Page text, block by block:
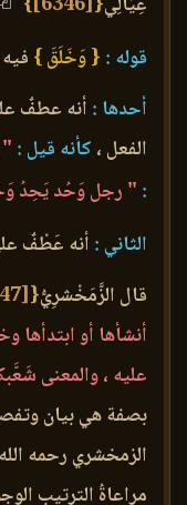
قوله : { وَخَلَقَ }
أحدها : أنه عطفٌ
الفعل ، كأنه قيل :
:" رجل وَحُد يَحِدُ
الثاني : أنه عَطْفٌ
قال الزَّمَخْشرِيُّ{
[6347]
أنشأها أو ابتدأها
عليه ، والمعنى
بصفة هي بيان
الزمخشري رحمه
مراعاةُ الترتيب